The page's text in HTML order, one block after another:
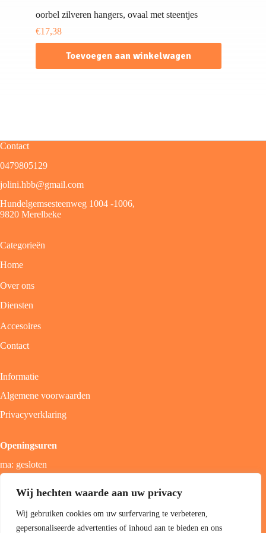
Wij hechten waarde aan uw privacy
Wij gebruiken cookies om uw surfervaring te verbeteren,
gepersonaliseerde advertenties of inhoud aan te bieden en ons
oorbel zilveren hangers, ovaal met steentjes
€17,38
Toevoegen aan winkelwagen
Contact
0479805129
jolini.hbb@gmail.com
Hundelgemsesteenweg 1004 -1006,
9820 Merelbeke
Categorieën
Home
Over ons
Diensten
Accesoires
Contact
Informatie
Algemene voorwaarden
Privacyverklaring
Openingsuren
ma: gesloten
zon; gesloten